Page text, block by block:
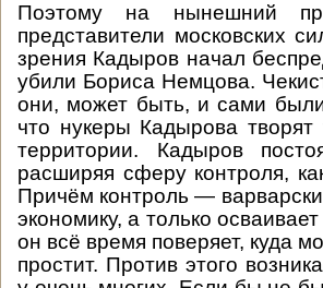
Поэтому на нынешний
представители московских
зрения Кадыров начал
убили Бориса Немцова.
они, может быть, и сами
что нукеры Кадырова
территории. Кадыров
расширяя сферу контроля,
Причём контроль —
экономику, а только
он всё время поверяет, куда
простит. Против этого